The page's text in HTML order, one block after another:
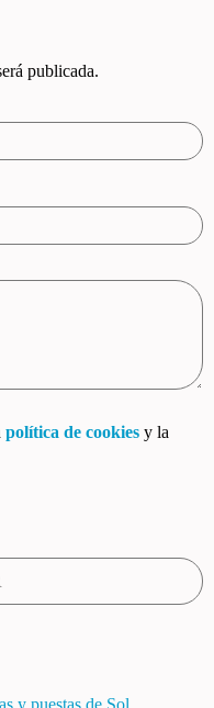
publicada.
política de cookies y la